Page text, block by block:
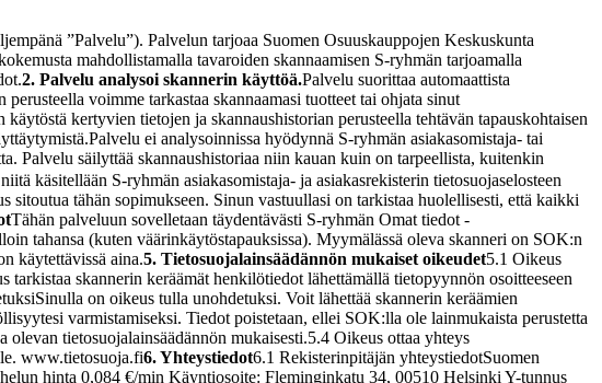
”Palvelu”). Palvelun tarjoaa Suomen Osuuskauppojen Keskuskunta
mahdollistamalla tavaroiden skannaamisen S-ryhmän tarjoamalla
2. Palvelu analysoi skannerin käyttöä.Palvelu suorittaa automaattista
voimme tarkastaa skannaamasi tuotteet tai ohjata sinut
kertyvien tietojen ja skannaushistorian perusteella tehtävän tapauskohtaisen
Palvelu ei analysoinnissa hyödynnä S-ryhmän asiakasomistaja- tai
Palvelu säilyttää skannaushistoriaa niin kauan kuin on tarpeellista, kuitenkin
käsitellään S-ryhmän asiakasomistaja- ja asiakasrekisterin tietosuojaselosteen
tähän sopimukseen. Sinun vastuullasi on tarkistaa huolellisesti, että kaikki
Tähän palveluun sovelletaan täydentävästi S-ryhmän Omat tiedot -
tahansa (kuten väärinkäytöstapauksissa). Myymälässä oleva skanneri on SOK:n
käytettävissä aina.5. Tietosuojalainsäädännön mukaiset oikeudet5.1 Oikeus
skannerin keräämät henkilötiedot lähettämällä tietopyynnön osoitteeseen
Sinulla on oikeus tulla unohdetuksi. Voit lähettää skannerin keräämien
varmistamiseksi. Tiedot poistetaan, ellei SOK:lla ole lainmukaista perustetta
olevan tietosuojalainsäädännön mukaisesti.5.4 Oikeus ottaa yhteys
www.tietosuoja.fi6. Yhteystiedot6.1 Rekisterinpitäjän yhteystiedotSuomen
hinta 0,084 €/min Käyntiosoite: Fleminginkatu 34, 00510 Helsinki Y-tunnus